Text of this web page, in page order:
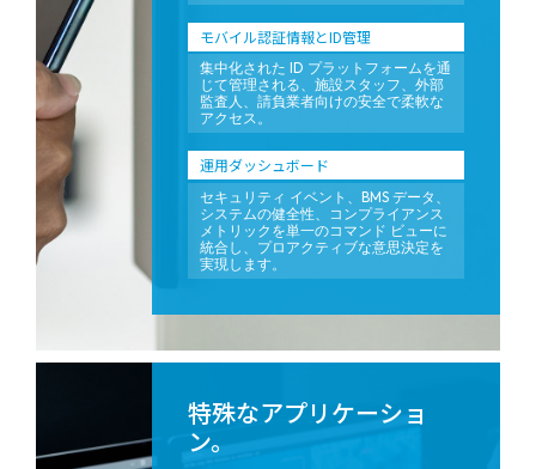
モバイル認証情報とID管理
集中化された ID プラットフォームを通
じて管理される、施設スタッフ、外部
監査人、請負業者向けの安全で柔軟な
アクセス。
運用ダッシュボード
セキュリティ イベント、BMS データ、
システムの健全性、コンプライアンス
メトリックを単一のコマンド ビューに
統合し、プロアクティブな意思決定を
実現します。
特殊なアプリケーショ
ン。